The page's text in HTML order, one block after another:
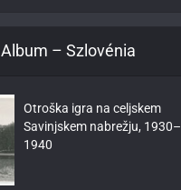
Album – Szlovénia
Otroška igra na celjskem
Savinjskem nabrežju, 1930–
1940